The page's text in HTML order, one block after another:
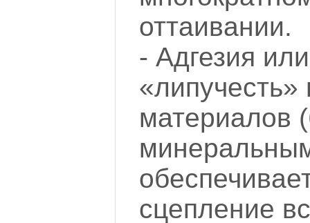
оттаивании.
- Адгезия
материалов
сцепление